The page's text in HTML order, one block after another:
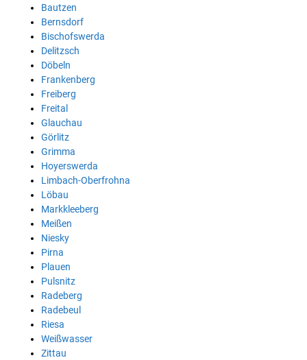
Bautzen
Bernsdorf
Bischofswerda
Delitzsch
Döbeln
Frankenberg
Freiberg
Freital
Glauchau
Görlitz
Grimma
Hoyerswerda
Limbach-Oberfrohna
Löbau
Markkleeberg
Meißen
Niesky
Pirna
Plauen
Pulsnitz
Radeberg
Radebeul
Riesa
Weißwasser
Zittau